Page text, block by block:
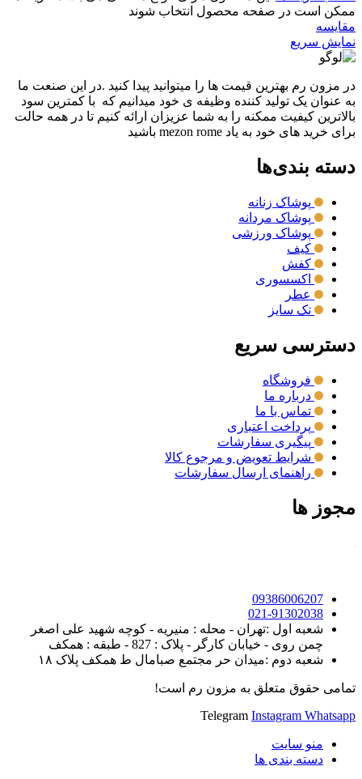
ممکن است در صفحه محصول انتخاب شوند
مقايسه
نمایش سریع
در مزون رم بهترین قیمت ها را میتوانید پیدا کنید .در این صنعت ما
به عنوان یک تولید کننده وظیفه ی خود میدانیم که با کمترین سود
بالاترین کیفیت ممکنه را به شما عزیزان ارائه کنیم تا در همه حالت
برای خرید های خود به یاد mezon rome باشید
دسته بندی‌ها
پوشاک زنانه
پوشاک مردانه
پوشاک ورزشی
کیف
کفش
اکسسوری
عطر
تک سایز
دسترسی سریع
فروشگاه
درباره ما
تماس با ما
پرداخت اعتباری
پیگیری سفارشات
شرایط تعویض و مرجوع کالا
راهنمای ارسال سفارشات
مجوز ها
09386006207
021-91302038
شعبه اول :تهران - محله : منیریه - کوچه شهید علی اصغر
چمن روی - خیابان کارگر - پلاک : 827 - طبقه : همکف
شعبه دوم :میدان حر مجتمع صبامال ط همکف پلاک ۱۸
تمامی حقوق متعلق به مزون رم است!
Telegram Instagram Whatsapp
منو سایت
دسته بندی ها